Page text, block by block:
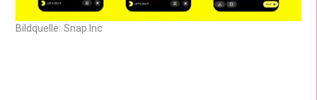
Bildquelle: Snap.Inc